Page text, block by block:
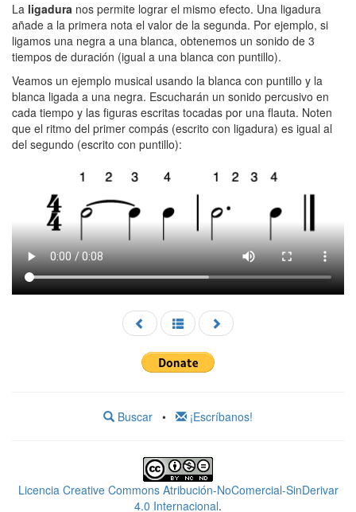
La ligadura nos permite lograr el mismo efecto. Una ligadura
añade a la primera nota el valor de la segunda. Por ejemplo, si
ligamos una negra a una blanca, obtenemos un sonido de 3
tiempos de duración (igual a una blanca con puntillo).
Veamos un ejemplo musical usando la blanca con puntillo y la
blanca ligada a una negra. Escucharán un sonido percusivo en
cada tiempo y las figuras escritas tocadas por una flauta. Noten
que el ritmo del primer compás (escrito con ligadura) es igual al
del segundo (escrito con puntillo):
Buscar • ¡Escríbanos!
Licencia Creative Commons Atribución-NoComercial-SinDerivar
4.0 Internacional.